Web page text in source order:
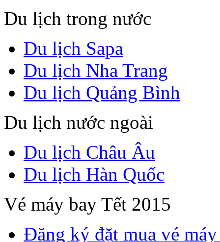
Du lịch trong nước
Du lịch Sapa
Du lịch Nha Trang
Du lịch Quảng Bình
Du lịch nước ngoài
Du lịch Châu Âu
Du lịch Hàn Quốc
Vé máy bay Tết 2015
Đăng ký đặt mua vé